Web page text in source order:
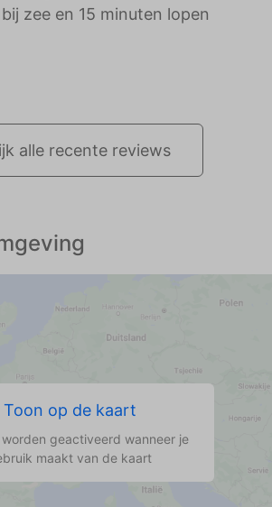
zee en 15 minuten lopen
alle recente reviews
Toon op de kaart
worden geactiveerd wanneer je
maakt van de kaart